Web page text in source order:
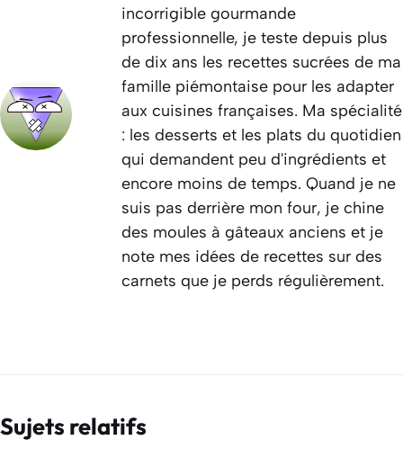
incorrigible gourmande
professionnelle, je teste depuis plus
de dix ans les recettes sucrées de ma
famille piémontaise pour les adapter
aux cuisines françaises. Ma spécialité
: les desserts et les plats du quotidien
qui demandent peu d'ingrédients et
encore moins de temps. Quand je ne
suis pas derrière mon four, je chine
des moules à gâteaux anciens et je
note mes idées de recettes sur des
carnets que je perds régulièrement.
Sujets relatifs